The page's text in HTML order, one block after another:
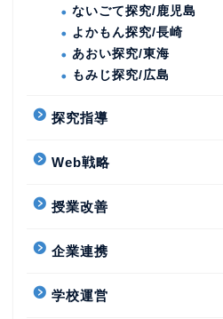
ないごて探究/鹿児島
よかもん探究/長崎
あおい探究/東海
もみじ探究/広島
探究指導
Web戦略
授業改善
企業連携
学校運営